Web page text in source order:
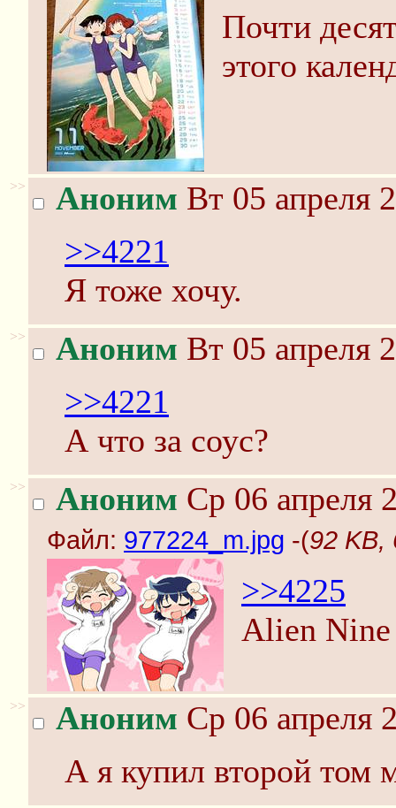
Почти
этого
>> Аноним Вт 05 апреля
>>4221
Я тоже хочу.
>> Аноним Вт 05 апреля
>>4221
А что за соус?
>> Аноним Ср 06 апреля
Файл: 977224_m.jpg -(92 KB,
>>4225
Alien Nine
>> Аноним Ср 06 апреля
А я купил второй том